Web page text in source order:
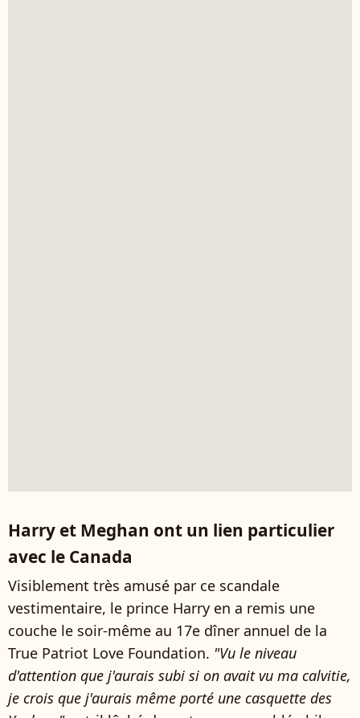
Harry et Meghan ont un lien particulier
avec le Canada
Visiblement très amusé par ce scandale
vestimentaire, le prince Harry en a remis une
couche le soir-même au 17e dîner annuel de la
True Patriot Love Foundation. "Vu le niveau
d'attention que j'aurais subi si on avait vu ma calvitie,
je crois que j'aurais même porté une casquette des